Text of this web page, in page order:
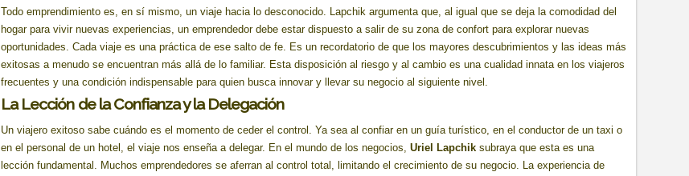
Todo emprendimiento es, en sí mismo, un viaje hacia lo desconocido. Lapchik argumenta que, al igual que se deja la comodidad del
hogar para vivir nuevas experiencias, un emprendedor debe estar dispuesto a salir de su zona de confort para explorar nuevas
oportunidades. Cada viaje es una práctica de ese salto de fe. Es un recordatorio de que los mayores descubrimientos y las ideas más
exitosas a menudo se encuentran más allá de lo familiar. Esta disposición al riesgo y al cambio es una cualidad innata en los viajeros
frecuentes y una condición indispensable para quien busca innovar y llevar su negocio al siguiente nivel.
La Lección de la Confianza y la Delegación
Un viajero exitoso sabe cuándo es el momento de ceder el control. Ya sea al confiar en un guía turístico, en el conductor de un taxi o
en el personal de un hotel, el viaje nos enseña a delegar. En el mundo de los negocios,Uriel Lapchik subraya que esta es una
lección fundamental. Muchos emprendedores se aferran al control total, limitando el crecimiento de su negocio. La experiencia de